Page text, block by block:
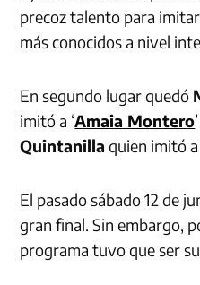
precoz talento para
más conocidos a nivel
En segundo lugar quedó
imitó a ‘Amaia Montero
Quintanilla quien imitó a
El pasado sábado 12 de
gran final. Sin embargo,
programa tuvo que ser